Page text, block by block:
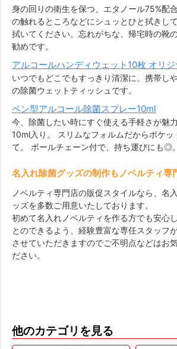
身の回りの衛生を保つ、エタノール75%配
の触れるところなどにシュッとひと拭きし
拭いてください。忘れがちな、帰宅時の靴
勧めです。
アルコールハンディウェット10枚 オリ
いつでもどこでもすっきり清潔に。携帯し
の除菌ウェットティッシュです。
ペン型アルコール除菌スプレー10ml
今、除菌したい時にすぐ使える手軽さが魅
10ml入り。 スリムなフォルムだからポケ
て。 ボールチェーン付で、持ち運びにも◎。
名入れ除菌グッズの制作もノベルティ専
ノベルティ専門店の販促スタイルなら、名
ッズを多数ご用意いたしております。
初めて名入れノベルティを作る方でも安心
とのできるよう、経験豊富な専任スタッフ
させていただきますのでご不明点などはお
ださい。
他のカテゴリを見る